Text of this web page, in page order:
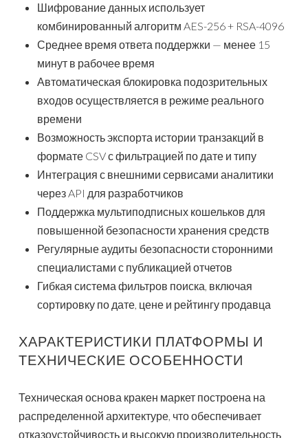
Шифрование данных использует
комбинированный алгоритм AES-256 + RSA-4096
Среднее время ответа поддержки — менее 15
минут в рабочее время
Автоматическая блокировка подозрительных
входов осуществляется в режиме реального
времени
Возможность экспорта истории транзакций в
формате CSV с фильтрацией по дате и типу
Интеграция с внешними сервисами аналитики
через API для разработчиков
Поддержка мультиподписных кошельков для
повышенной безопасности хранения средств
Регулярные аудиты безопасности сторонними
специалистами с публикацией отчетов
Гибкая система фильтров поиска, включая
сортировку по дате, цене и рейтингу продавца
ХАРАКТЕРИСТИКИ ПЛАТФОРМЫ И
ТЕХНИЧЕСКИЕ ОСОБЕННОСТИ
Техническая основа кракен маркет построена на
распределенной архитектуре, что обеспечивает
отказоустойчивость и высокую производительность